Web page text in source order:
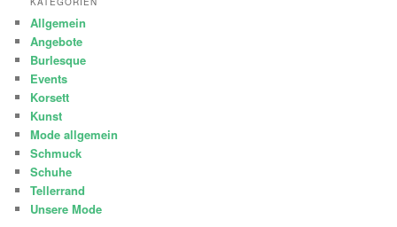
Allgemein
Angebote
Burlesque
Events
Korsett
Kunst
Mode allgemein
Schmuck
Schuhe
Tellerrand
Unsere Mode